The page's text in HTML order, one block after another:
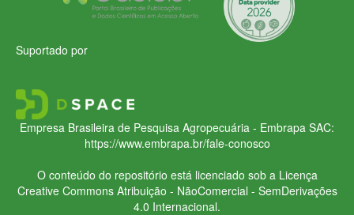
Suportado por
Empresa Brasileira de Pesquisa Agropecuária - Embrapa SAC:
https://www.embrapa.br/fale-conosco
O conteúdo do repositório está licenciado sob a Licença
Creative CommonsAtribuição - NãoComercial - SemDerivações
4.0 Internacional.